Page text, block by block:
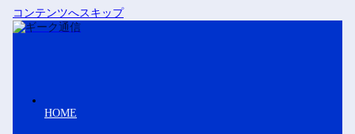
コンテンツへスキップ
HOME